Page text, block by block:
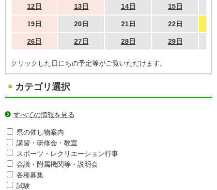
12日 13日 14日 15日
19日 20日 21日 22日
26日 27日 28日 29日
クリックした日にちの予定等がご覧いただけます。
カテゴリ選択
すべての情報を見る
県の催し物案内
講習・研修会・教室
スポーツ・レクリエーション行事
会議・附属機関等・説明会
各種募集
試験